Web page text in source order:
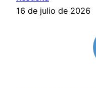
16 de julio de 2026